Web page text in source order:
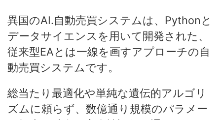
異国のAI.自動売買システムは、Pythonと
データサイエンスを用いて開発された、
従来型EAとは一線を画すアプローチの自
動売買システムです。
総当たり最適化や単純な遺伝的アルゴリ
ズムに頼らず、数億通り規模のパラメー